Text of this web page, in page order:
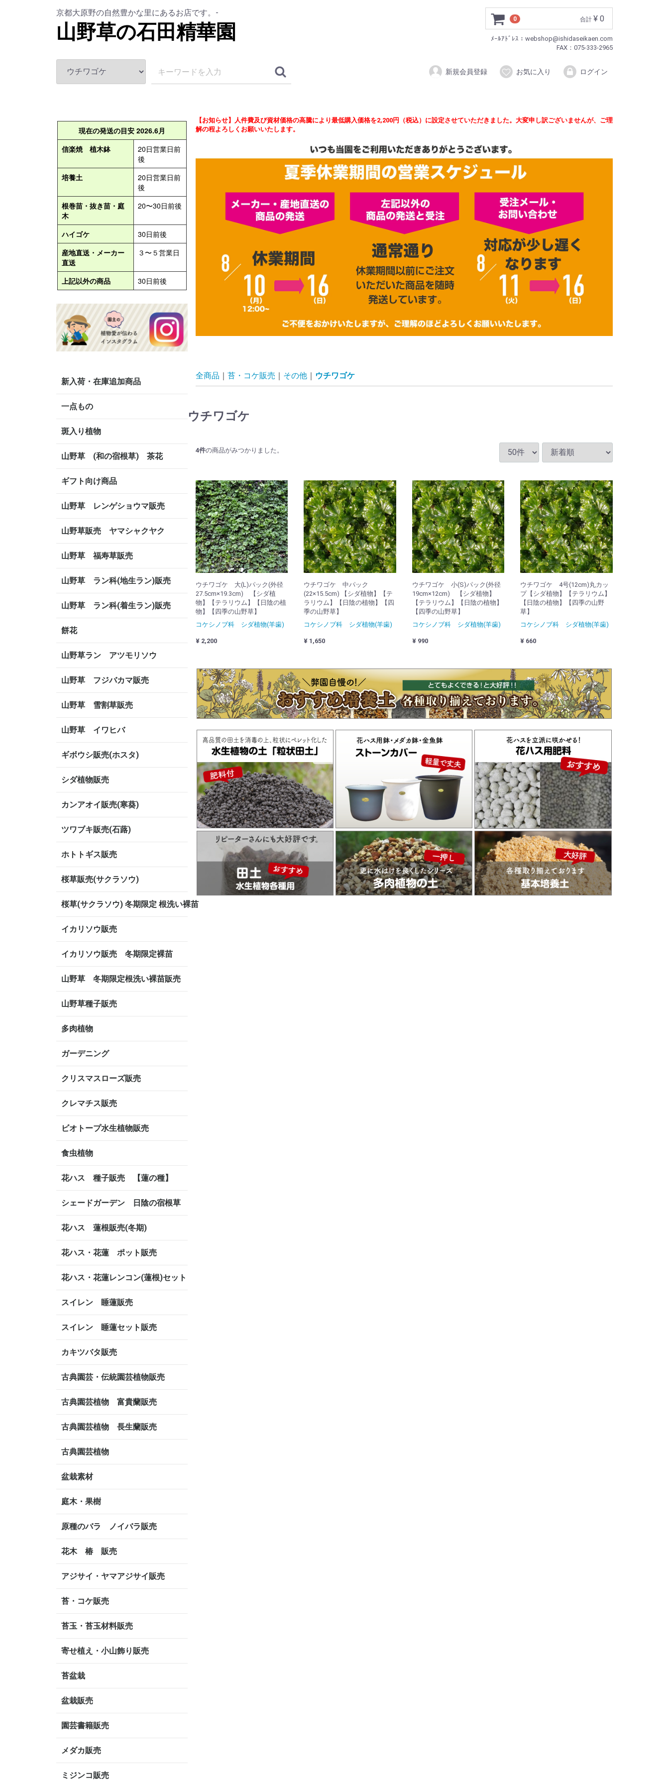
京都大原野の自然豊かな里にあるお店です。-
山野草の石田精華園
0 合計 ¥ 0
ﾒｰﾙｱﾄﾞﾚｽ：webshop@ishidaseikaen.com
FAX：075-333-2965
新規会員登録 お気に入り ログイン
新入荷・在庫追加商品
一点もの
斑入り植物
山野草 (和の宿根草) 茶花
ギフト向け商品
山野草 レンゲショウマ販売
山野草販売 ヤマシャクヤク
山野草 福寿草販売
山野草 ラン科(地生ラン)販売
山野草 ラン科(着生ラン)販売
餅花
山野草ラン アツモリソウ
山野草 フジバカマ販売
山野草 雪割草販売
山野草 イワヒバ
ギボウシ販売(ホスタ)
シダ植物販売
カンアオイ販売(寒葵)
ツワブキ販売(石蕗)
ホトトギス販売
桜草販売(サクラソウ)
桜草(サクラソウ) 冬期限定 根洗い裸苗
イカリソウ販売
イカリソウ販売 冬期限定裸苗
山野草 冬期限定根洗い裸苗販売
山野草種子販売
多肉植物
ガーデニング
クリスマスローズ販売
クレマチス販売
ビオトープ水生植物販売
食虫植物
花ハス 種子販売 【蓮の種】
シェードガーデン 日陰の宿根草
花ハス 蓮根販売(冬期)
花ハス・花蓮 ポット販売
花ハス・花蓮レンコン(蓮根)セット
スイレン 睡蓮販売
スイレン 睡蓮セット販売
カキツバタ販売
古典園芸・伝統園芸植物販売
古典園芸植物 富貴蘭販売
古典園芸植物 長生蘭販売
古典園芸植物
盆栽素材
庭木・果樹
原種のバラ ノイバラ販売
花木 椿 販売
アジサイ・ヤマアジサイ販売
苔・コケ販売
苔玉・苔玉材料販売
寄せ植え・小山飾り販売
苔盆栽
盆栽販売
園芸書籍販売
メダカ販売
ミジンコ販売
【お知らせ】人件費及び資材価格の高騰により最低購入価格を2,200円（税込）に設定させていただきました。大変申し訳ございませんが、ご理
解の程よろしくお願いいたします。
全商品 苔・コケ販売 その他 ウチワゴケ
ウチワゴケ
4件の商品がみつかりました。
ウチワゴケ 大(L)パック(外径
27.5cm×19.3cm) 【シダ植
物】【テラリウム】【日陰の植
物】【四季の山野草】
コケシノブ科 シダ植物(羊歯)
¥ 2,200
ウチワゴケ 中パック
(22×15.5cm) 【シダ植物】【テ
ラリウム】【日陰の植物】【四
季の山野草】
コケシノブ科 シダ植物(羊歯)
¥ 1,650
ウチワゴケ 小(S)パック(外径
19cm×12cm) 【シダ植物】
【テラリウム】【日陰の植物】
【四季の山野草】
コケシノブ科 シダ植物(羊歯)
¥ 990
ウチワゴケ 4号(12cm)丸カッ
プ【シダ植物】【テラリウム】
【日陰の植物】【四季の山野
草】
コケシノブ科 シダ植物(羊歯)
¥ 660